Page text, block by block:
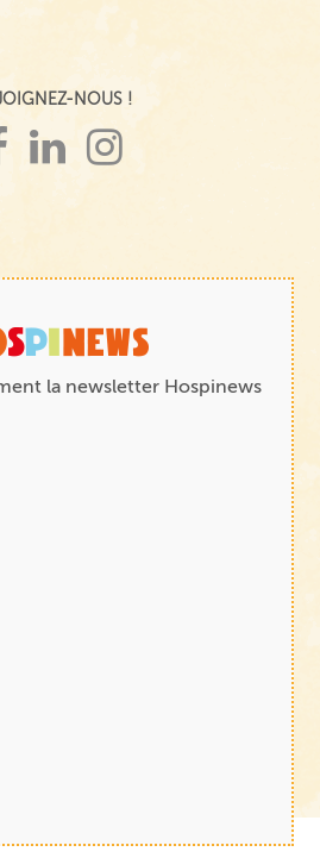
NOUS !
la newsletter Hospinews